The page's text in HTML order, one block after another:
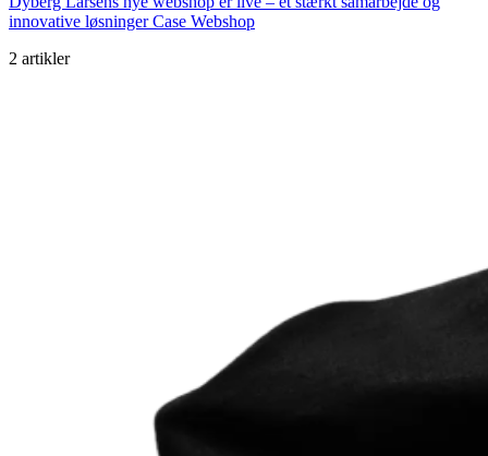
innovative løsninger Case Webshop
2 artikler